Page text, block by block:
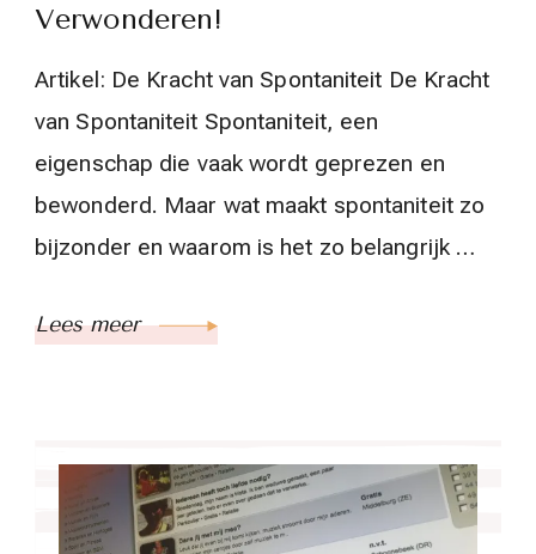
Verwonderen!
Artikel: De Kracht van Spontaniteit De Kracht
van Spontaniteit Spontaniteit, een
eigenschap die vaak wordt geprezen en
bewonderd. Maar wat maakt spontaniteit zo
bijzonder en waarom is het zo belangrijk …
Lees meer